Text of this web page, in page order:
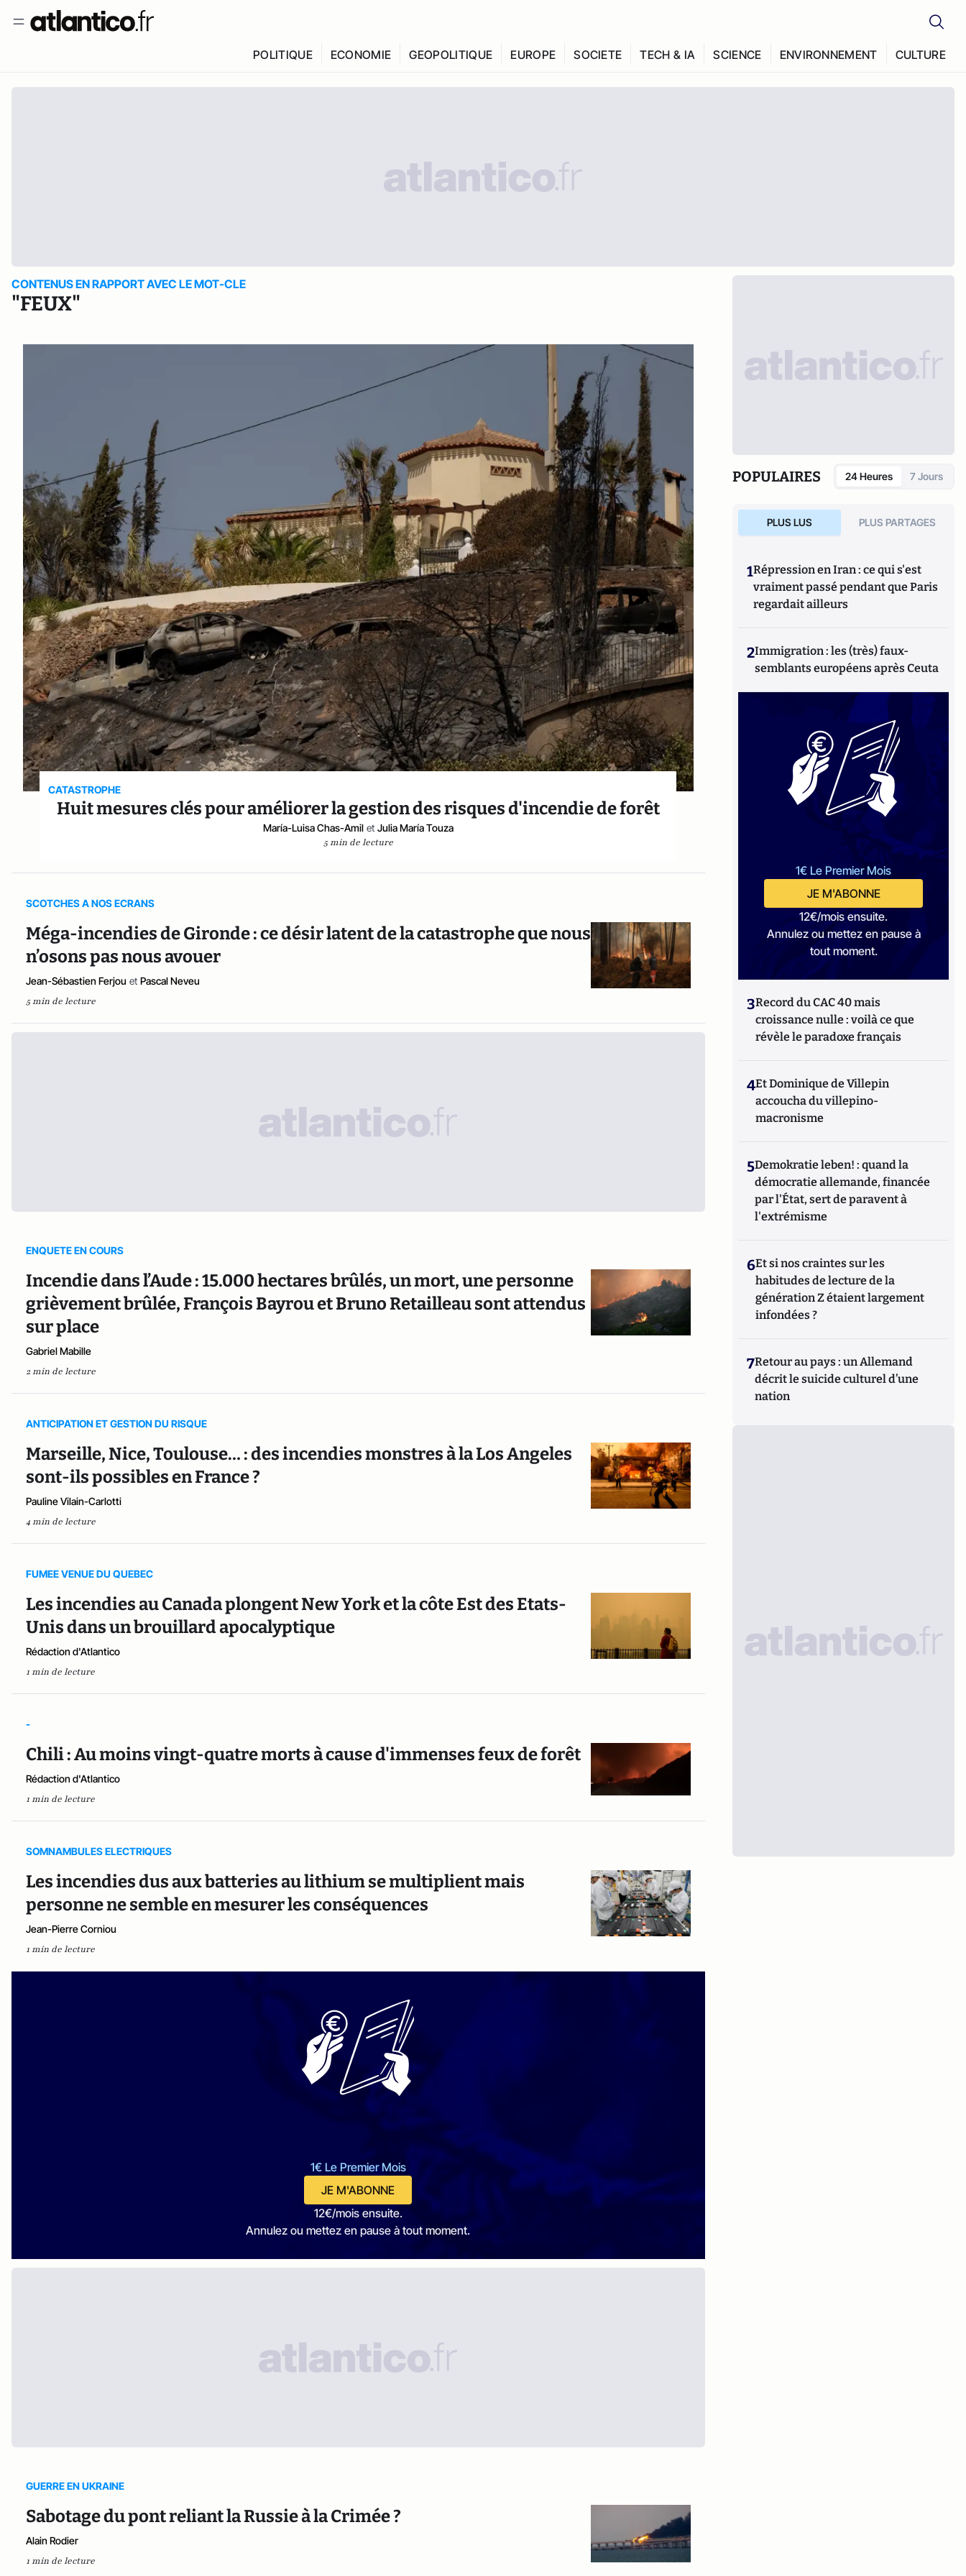
POLITIQUE ECONOMIE GEOPOLITIQUE EUROPE SOCIETE TECH & IA SCIENCE ENVIRONNEMENT CULTURE
CONTENUS EN RAPPORT AVEC LE MOT-CLE
"FEUX"
CATASTROPHE
Huit mesures clés pour améliorer la gestion des risques d'incendie de forêt
María-Luisa Chas-Amil et Julia María Touza
5 min de lecture
SCOTCHES A NOS ECRANS
Méga-incendies de Gironde : ce désir latent de la catastrophe que nous
n’osons pas nous avouer
Jean-Sébastien Ferjou et Pascal Neveu
5 min de lecture
ENQUETE EN COURS
Incendie dans l’Aude : 15.000 hectares brûlés, un mort, une personne
grièvement brûlée, François Bayrou et Bruno Retailleau sont attendus
sur place
Gabriel Mabille
2 min de lecture
ANTICIPATION ET GESTION DU RISQUE
Marseille, Nice, Toulouse… : des incendies monstres à la Los Angeles
sont-ils possibles en France ?
Pauline Vilain-Carlotti
4 min de lecture
FUMEE VENUE DU QUEBEC
Les incendies au Canada plongent New York et la côte Est des Etats-
Unis dans un brouillard apocalyptique
Rédaction d'Atlantico
1 min de lecture
-
Chili : Au moins vingt-quatre morts à cause d'immenses feux de forêt
Rédaction d'Atlantico
1 min de lecture
SOMNAMBULES ELECTRIQUES
Les incendies dus aux batteries au lithium se multiplient mais
personne ne semble en mesurer les conséquences
Jean-Pierre Corniou
1 min de lecture
1€ Le Premier Mois
JE M'ABONNE
12€/mois ensuite.
Annulez ou mettez en pause à tout moment.
GUERRE EN UKRAINE
Sabotage du pont reliant la Russie à la Crimée ?
Alain Rodier
1 min de lecture
POPULAIRES 24 Heures 7 Jours
PLUS LUS PLUS PARTAGES
1Répression en Iran : ce qui s'est
vraiment passé pendant que Paris
regardait ailleurs
2Immigration : les (très) faux-
semblants européens après Ceuta
1€ Le Premier Mois
JE M'ABONNE
12€/mois ensuite.
Annulez ou mettez en pause à
tout moment.
3Record du CAC 40 mais
croissance nulle : voilà ce que
révèle le paradoxe français
4Et Dominique de Villepin
accoucha du villepino-
macronisme
5Demokratie leben! : quand la
démocratie allemande, financée
par l'État, sert de paravent à
l'extrémisme
6Et si nos craintes sur les
habitudes de lecture de la
génération Z étaient largement
infondées ?
7Retour au pays : un Allemand
décrit le suicide culturel d’une
nation